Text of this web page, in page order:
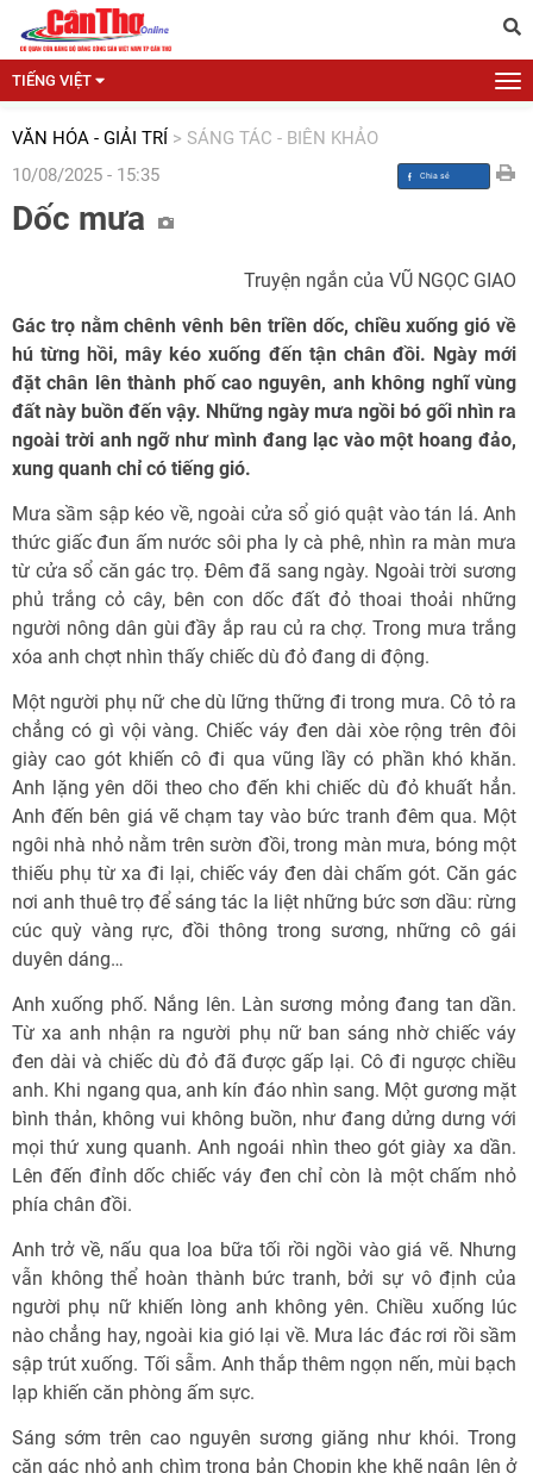
TIẾNG VIỆT
VĂN HÓA - GIẢI TRÍ > SÁNG TÁC - BIÊN KHẢO
10/08/2025 - 15:35
Dốc mưa
Truyện ngắn của VŨ NGỌC GIAO
Gác trọ nằm chênh vênh bên triền dốc, chiều xuống gió về
hú từng hồi, mây kéo xuống đến tận chân đồi. Ngày mới
đặt chân lên thành phố cao nguyên, anh không nghĩ vùng
đất này buồn đến vậy. Những ngày mưa ngồi bó gối nhìn ra
ngoài trời anh ngỡ như mình đang lạc vào một hoang đảo,
xung quanh chỉ có tiếng gió.
Mưa sầm sập kéo về, ngoài cửa sổ gió quật vào tán lá. Anh
thức giấc đun ấm nước sôi pha ly cà phê, nhìn ra màn mưa
từ cửa sổ căn gác trọ. Ðêm đã sang ngày. Ngoài trời sương
phủ trắng cỏ cây, bên con dốc đất đỏ thoai thoải những
người nông dân gùi đầy ắp rau củ ra chợ. Trong mưa trắng
xóa anh chợt nhìn thấy chiếc dù đỏ đang di động.
Một người phụ nữ che dù lững thững đi trong mưa. Cô tỏ ra
chẳng có gì vội vàng. Chiếc váy đen dài xòe rộng trên đôi
giày cao gót khiến cô đi qua vũng lầy có phần khó khăn.
Anh lặng yên dõi theo cho đến khi chiếc dù đỏ khuất hẳn.
Anh đến bên giá vẽ chạm tay vào bức tranh đêm qua. Một
ngôi nhà nhỏ nằm trên sườn đồi, trong màn mưa, bóng một
thiếu phụ từ xa đi lại, chiếc váy đen dài chấm gót. Căn gác
nơi anh thuê trọ để sáng tác la liệt những bức sơn dầu: rừng
cúc quỳ vàng rực, đồi thông trong sương, những cô gái
duyên dáng…
Anh xuống phố. Nắng lên. Làn sương mỏng đang tan dần.
Từ xa anh nhận ra người phụ nữ ban sáng nhờ chiếc váy
đen dài và chiếc dù đỏ đã được gấp lại. Cô đi ngược chiều
anh. Khi ngang qua, anh kín đáo nhìn sang. Một gương mặt
bình thản, không vui không buồn, như đang dửng dưng với
mọi thứ xung quanh. Anh ngoái nhìn theo gót giày xa dần.
Lên đến đỉnh dốc chiếc váy đen chỉ còn là một chấm nhỏ
phía chân đồi.
Anh trở về, nấu qua loa bữa tối rồi ngồi vào giá vẽ. Nhưng
vẫn không thể hoàn thành bức tranh, bởi sự vô định của
người phụ nữ khiến lòng anh không yên. Chiều xuống lúc
nào chẳng hay, ngoài kia gió lại về. Mưa lác đác rơi rồi sầm
sập trút xuống. Tối sẫm. Anh thắp thêm ngọn nến, mùi bạch
lạp khiến căn phòng ấm sực.
Sáng sớm trên cao nguyên sương giăng như khói. Trong
căn gác nhỏ anh chìm trong bản Chopin khe khẽ ngân lên ở